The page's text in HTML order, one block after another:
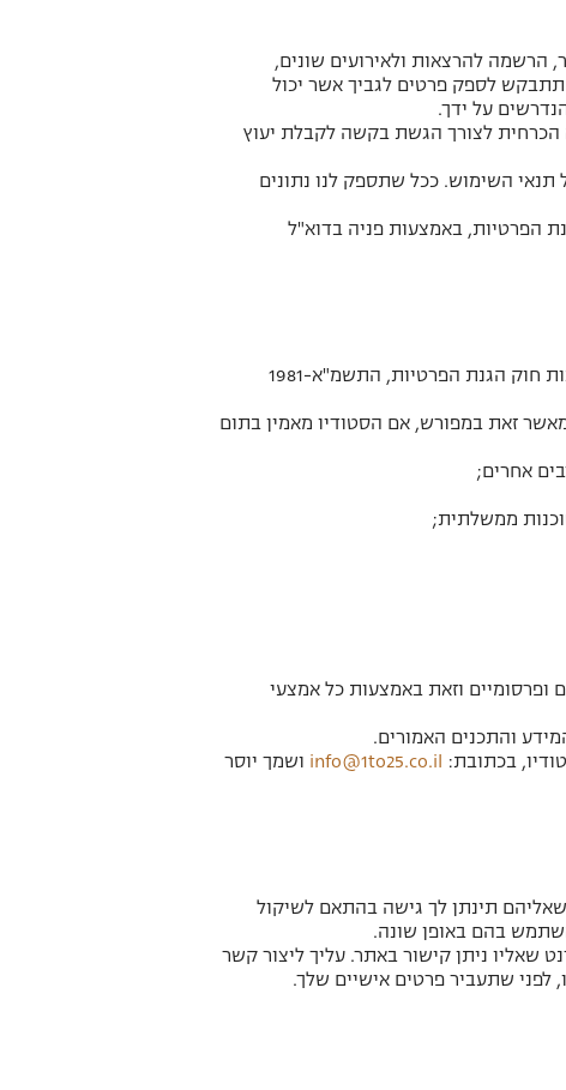
הרשמה להרצאות ולאירועים שונים,
לספק פרטים לגביך אשר יכול
על ידך.
הכרחית לצורך הגשת בקשה לקבלת יעוץ
השימוש. ככל שתספק לנו נתונים
הפרטיות, באמצעות פניה בדוא"ל
הסטודיו יעשה שימוש בפרטים הנמסרים על ידך במסגרת הרשמתך לאתר בהתאם להוראות החוק והדין, לרבות חוק הגנת הפרטיות, התשמ"א-1981
זאת במפורש, אם הסטודיו מאמין בתום
אחרים;
ממשלתית;
ופרסומיים וזאת באמצעות כל אמצעי
והתכנים האמורים.
בכתובת: info@1to25.co.il ושמך יוסר
תינתן לך גישה בהתאם לשיקול
בהם באופן שונה.
שאליו ניתן קישור באתר. עליך ליצור קשר
לפני שתעביר פרטים אישיים שלך.